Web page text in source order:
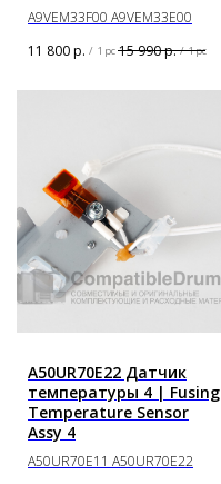
A9VEM33F00 A9VEM33E00
11 800р. / 1 pc 15 990р. / 1 pc
A50UR70E22 Датчик
температуры 4 | Fusing
Temperature Sensor
Assy 4
A50UR70E11 A50UR70E22